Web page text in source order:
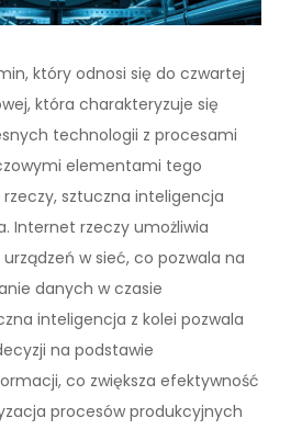
który odnosi się do czwartej
która charakteryzuje się
technologii z procesami
elementami tego
sztuczna inteligencja
Internet rzeczy umożliwia
w sieć, co pozwala na
danych w czasie
inteligencja z kolei pozwala
na podstawie
co zwiększa efektywność
procesów produkcyjnych